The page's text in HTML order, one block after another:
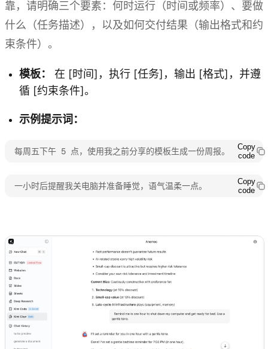
靠，请明确三个要素：何时运行（时间或频率）、要做
什么（任务描述），以及如何交付结果（输出格式和约
束条件）。
模板：
在 [时间]，执行 [任务]，输出 [格式]，并遵
循 [约束条件]。
示例提示词：
每周五下午 5 点，使用我之前分享的模板生成一份周报。
Copy
code
一小时后提醒我关电脑并准备睡觉，语气温柔一点。
Copy
code